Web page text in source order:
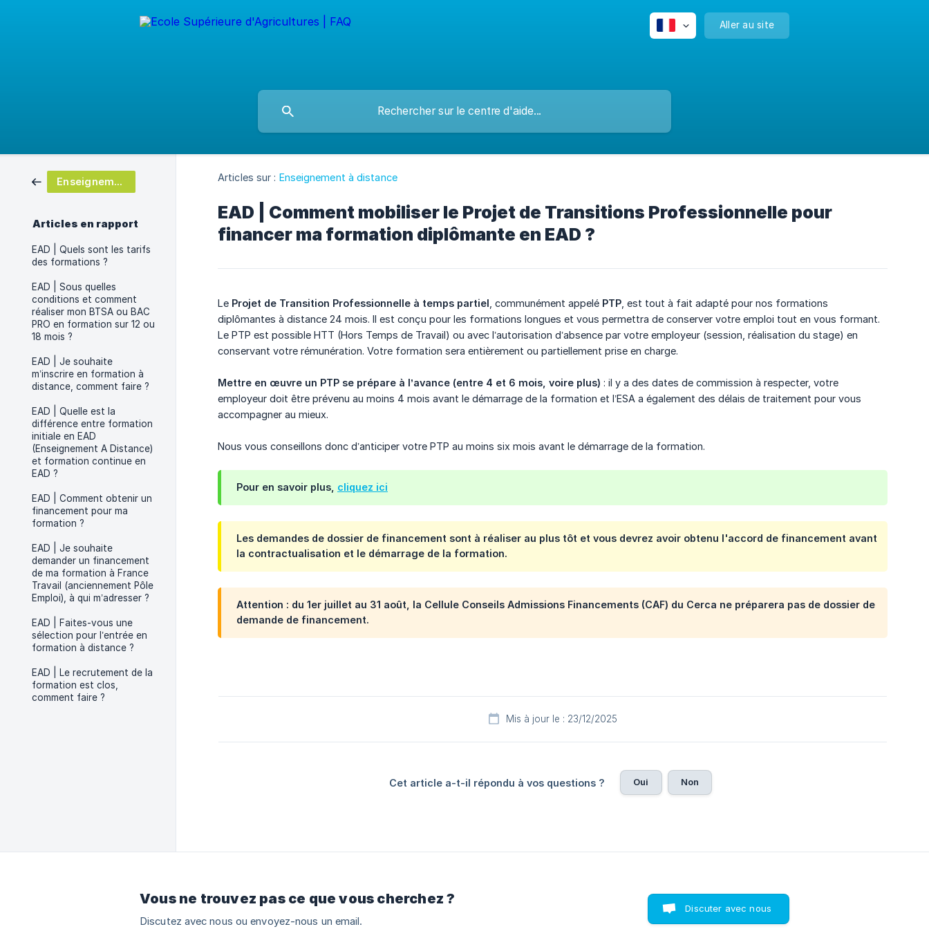
Aller au site
Enseignement à distance
Articles en rapport
EAD | Quels sont les tarifs
des formations ?
EAD | Sous quelles
conditions et comment
réaliser mon BTSA ou BAC
PRO en formation sur 12 ou
18 mois ?
EAD | Je souhaite
m’inscrire en formation à
distance, comment faire ?
EAD | Quelle est la
différence entre formation
initiale en EAD
(Enseignement A Distance)
et formation continue en
EAD ?
EAD | Comment obtenir un
financement pour ma
formation ?
EAD | Je souhaite
demander un financement
de ma formation à France
Travail (anciennement Pôle
Emploi), à qui m’adresser ?
EAD | Faites-vous une
sélection pour l’entrée en
formation à distance ?
EAD | Le recrutement de la
formation est clos,
comment faire ?
Articles sur : Enseignement à distance
EAD | Comment mobiliser le Projet de Transitions Professionnelle pour
financer ma formation diplômante en EAD ?
Le Projet de Transition Professionnelle à temps partiel , communément appelé PTP , est tout à fait adapté pour nos formations
diplômantes à distance 24 mois. Il est conçu pour les formations longues et vous permettra de conserver votre emploi tout en vous formant.
Le PTP est possible HTT (Hors Temps de Travail) ou avec l’autorisation d’absence par votre employeur (session, réalisation du stage) en
conservant votre rémunération. Votre formation sera entièrement ou partiellement prise en charge.
Mettre en œuvre un PTP se prépare à l’avance (entre 4 et 6 mois, voire plus) : il y a des dates de commission à respecter, votre
employeur doit être prévenu au moins 4 mois avant le démarrage de la formation et l’ESA a également des délais de traitement pour vous
accompagner au mieux.
Nous vous conseillons donc d’anticiper votre PTP au moins six mois avant le démarrage de la formation.
Pour en savoir plus, cliquez ici
Les demandes de dossier de financement sont à réaliser au plus tôt et vous devrez avoir obtenu l'accord de financement avant
la contractualisation et le démarrage de la formation.
Attention : du 1er juillet au 31 août, la Cellule Conseils Admissions Financements (CAF) du Cerca ne préparera pas de dossier de
demande de financement.
Mis à jour le : 23/12/2025
Cet article a-t-il répondu à vos questions ? Oui Non
Vous ne trouvez pas ce que vous cherchez ?
Discutez avec nous ou envoyez-nous un email.
Discuter avec nous